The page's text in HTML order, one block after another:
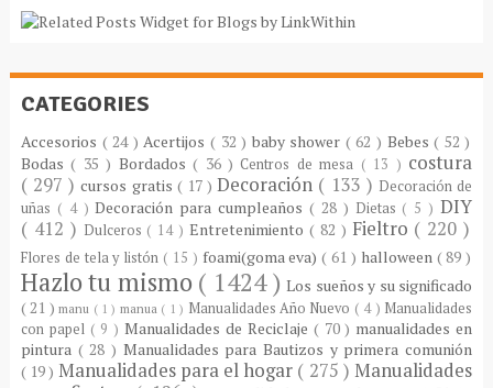
CATEGORIES
Accesorios ( 24 )Acertijos ( 32 ) baby shower ( 62 ) Bebes( 52 )
Bodas( 35 ) Bordados( 36 ) Centros de mesa ( 13 ) costura
( 297 )cursos gratis ( 17 )Decoración ( 133 ) Decoración de
uñas ( 4 )Decoración para cumpleaños( 28 ) Dietas ( 5 )DIY
( 412 ) Dulceros ( 14 )Entretenimiento ( 82 ) Fieltro ( 220 )
Flores de tela y listón ( 15 ) foami(goma eva)( 61 ) halloween ( 89 )
Hazlo tu mismo ( 1424 )Los sueños y su significado
( 21 )manu ( 1 ) manua ( 1 ) Manualidades Año Nuevo ( 4 ) Manualidades
con papel ( 9 )Manualidades de Reciclaje ( 70 ) manualidades en
pintura ( 28 ) Manualidades para Bautizos y primera comunión
( 19 ) Manualidades para el hogar ( 275 )Manualidades